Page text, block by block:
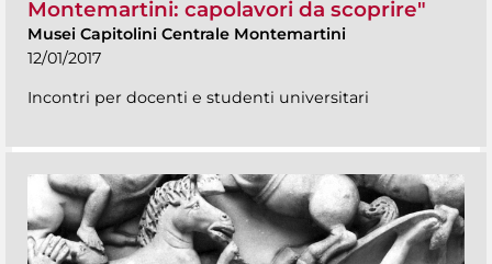
Montemartini: capolavori da scoprire"
Musei Capitolini Centrale Montemartini
12/01/2017
Incontri per docenti e studenti universitari